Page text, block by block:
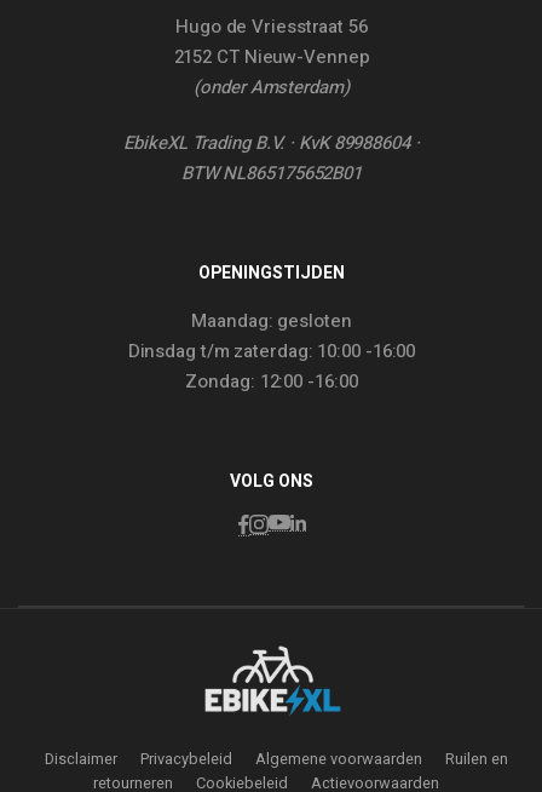
Hugo de Vriesstraat 56
2152 CT Nieuw-Vennep
(onder Amsterdam)
EbikeXL Trading B.V. · KvK 89988604 ·
BTW NL865175652B01
OPENINGSTIJDEN
Maandag: gesloten
Dinsdag t/m zaterdag: 10:00 -16:00
Zondag: 12:00 -16:00
VOLG ONS
Disclaimer Privacybeleid Algemene voorwaarden
Ruilen en
retourneren
Cookiebeleid Actievoorwaarden